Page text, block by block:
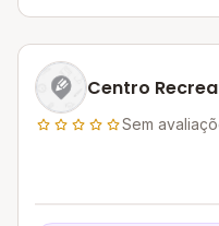
Centro
Sem